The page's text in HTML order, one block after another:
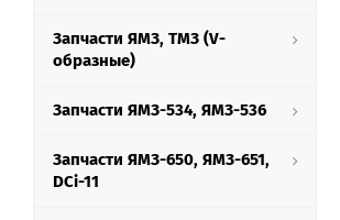
Запчасти ЯМЗ, ТМЗ (V-
образные)
Запчасти ЯМЗ-534, ЯМЗ-536
Запчасти ЯМЗ-650, ЯМЗ-651,
DCi-11